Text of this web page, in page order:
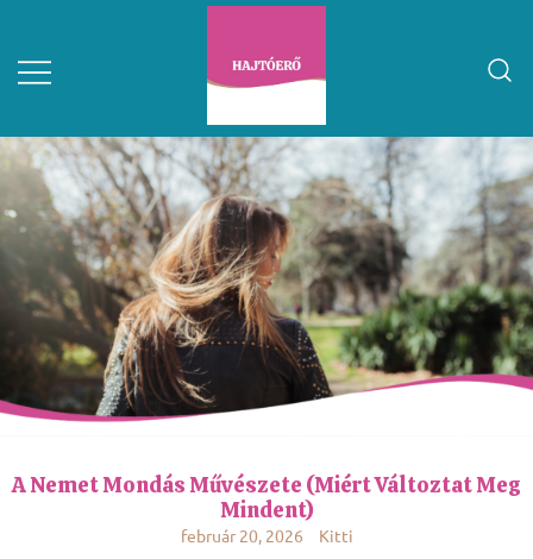
A Nemet Mondás Művészete (miért Változtat Meg
Mindent)
február 20, 2026 Kitti